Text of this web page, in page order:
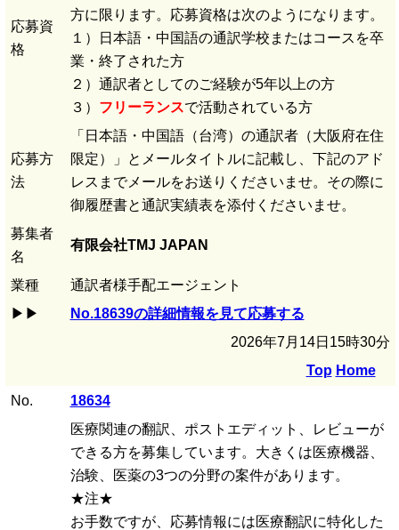
応募資
格
方に限ります。応募資格は次のようになります。
１）日本語・中国語の通訳学校またはコースを卒
業・終了された方
２）通訳者としてのご経験が5年以上の方
３） フリーランスで活動されている方
応募方
法
「日本語・中国語（台湾）の通訳者（大阪府在住
限定）」とメールタイトルに記載し、下記のアド
レスまでメールをお送りくださいませ。その際に
御履歴書と通訳実績表を添付くださいませ。
募集者
名
有限会社TMJ JAPAN
業種
通訳者様手配エージェント
▶▶
No.18639の詳細情報を見て応募する
2026年7月14日15時30分
Top Home
No.
18634
医療関連の翻訳、ポストエディット、レビューが
できる方を募集しています。大きくは医療機器、
治験、医薬の3つの分野の案件があります。
★注★
お手数ですが、応募情報には医療翻訳に特化した